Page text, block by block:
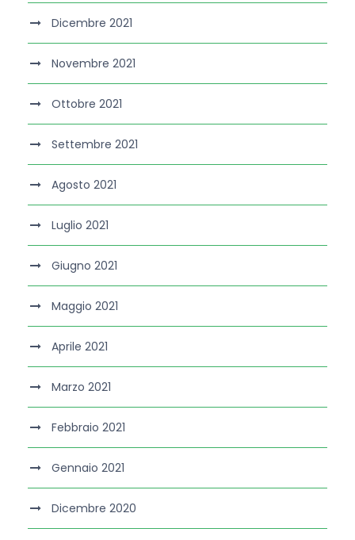
Dicembre 2021
Novembre 2021
Ottobre 2021
Settembre 2021
Agosto 2021
Luglio 2021
Giugno 2021
Maggio 2021
Aprile 2021
Marzo 2021
Febbraio 2021
Gennaio 2021
Dicembre 2020